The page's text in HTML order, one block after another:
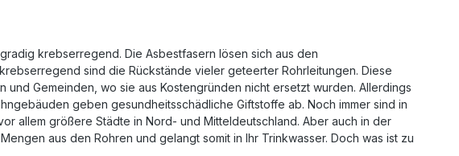
krebserregend. Die Asbestfasern lösen sich aus den
sind die Rückstände vieler geteerter Rohrleitungen. Diese
Gemeinden, wo sie aus Kostengründen nicht ersetzt wurden. Allerdings
geben gesundheitsschädliche Giftstoffe ab. Noch immer sind in
allem größere Städte in Nord- und Mitteldeutschland. Aber auch in der
aus den Rohren und gelangt somit in Ihr Trinkwasser. Doch was ist zu